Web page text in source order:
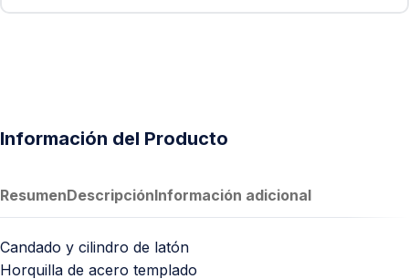
Información del Producto
ResumenDescripciónInformación adicional
Candado y cilindro de latón
Horquilla de acero templado